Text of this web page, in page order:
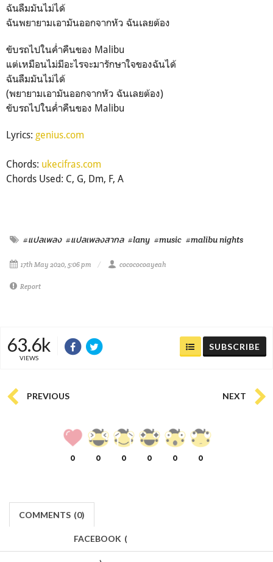
ฉันลืมมันไม่ได้
ฉันพยายามเอามันออกจากหัว ฉันเลยต้อง
ขับรถไปในค่ำคืนของ Malibu
แต่เหมือนไม่มีอะไรจะมารักษาใจของฉันได้
ฉันลืมมันไม่ได้
(พยายามเอามันออกจากหัว ฉันเลยต้อง)
ขับรถไปในค่ำคืนของ Malibu
Lyrics: genius.com
Chords: ukecifras.com
Chords Used: C, G, Dm, F, A
#แปลเพลง #แปลเพลงสากล #lany #music #malibu nights
17th May 2020, 5:06 pm cocococoayeah
Report
63.6k
VIEWS
SUBSCRIBE
PREVIOUS NEXT
0 0 0 0 0 0
COMMENTS (0)
FACEBOOK (